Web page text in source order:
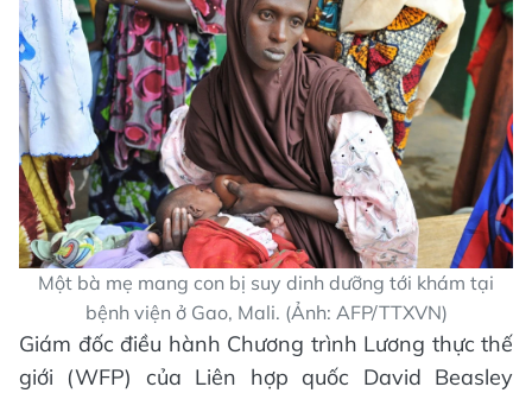
Một bà mẹ mang con bị suy dinh dưỡng tới khám tại
bệnh viện ở Gao, Mali. (Ảnh: AFP/TTXVN)
Giám đốc điều hành Chương trình Lương thực thế
giới (WFP) của Liên hợp quốc David Beasley